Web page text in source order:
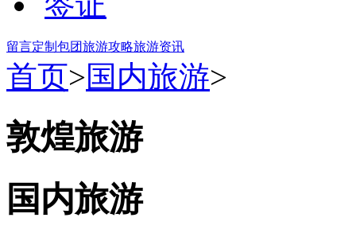
留言定制包团旅游攻略旅游资讯
首页>国内旅游>
敦煌旅游
国内旅游